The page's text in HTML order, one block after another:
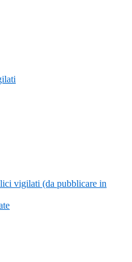
vigilati (da pubblicare in